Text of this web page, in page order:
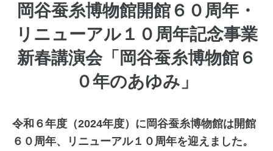
岡谷蚕糸博物館開館６０周年・
リニューアル１０周年記念事業
新春講演会「岡谷蚕糸博物館６
０年のあゆみ」
令和６年度（2024年度）に岡谷蚕糸博物館は開館
６０周年、リニューアル１０周年を迎えました。